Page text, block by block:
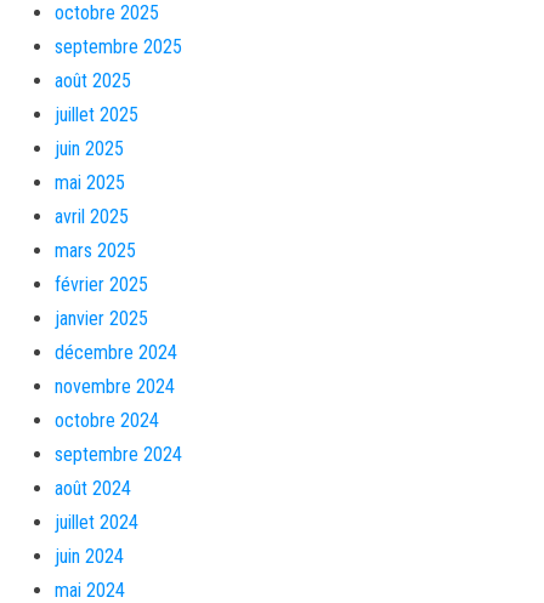
octobre 2025
septembre 2025
août 2025
juillet 2025
juin 2025
mai 2025
avril 2025
mars 2025
février 2025
janvier 2025
décembre 2024
novembre 2024
octobre 2024
septembre 2024
août 2024
juillet 2024
juin 2024
mai 2024